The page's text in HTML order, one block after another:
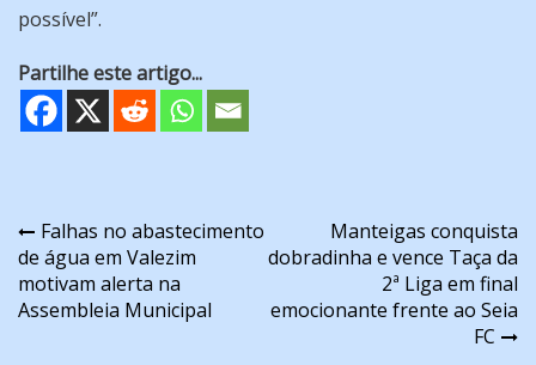
possível”.
Partilhe este artigo...
Navegação
de
artigos
Falhas no abastecimento
de água em Valezim
motivam alerta na
Assembleia Municipal
Manteigas conquista
dobradinha e vence Taça da
2ª Liga em final
emocionante frente ao Seia
FC